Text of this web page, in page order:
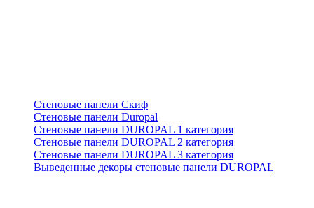
Стеновые панели Скиф
Стеновые панели Duropal
Стеновые панели DUROPAL 1 категория
Стеновые панели DUROPAL 2 категория
Стеновые панели DUROPAL 3 категория
Выведенные декоры стеновые панели DUROPAL